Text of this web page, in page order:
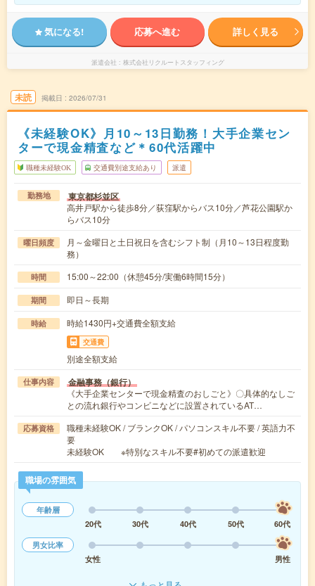
気になる! 応募へ進む 詳しく見る
派遣会社 株式会社リクルートスタッフィング
未読 掲載日 2026/07/31
《未経験OK》月10～13日勤務！大手企業セン
ターで現金精査など＊60代活躍中
職種未経験OK 交通費別途支給あり 派遣
勤務地 東京都杉並区
高井戸駅から徒歩8分／荻窪駅からバス10分／芦花公園駅か
らバス10分
曜日頻度
月～金曜日と土日祝日を含むシフト制（月10～13日程度勤
務）
時間 15:00～22:00（休憩45分/実働6時間15分）
期間 即日～長期
時給 時給1430円+交通費全額支給
交通費
別途全額支給
仕事内容 金融事務（銀行）
《大手企業センターで現金精査のおしごと》〇具体的なしご
との流れ銀行やコンビニなどに設置されているAT…
応募資格
職種未経験OK / ブランクOK / パソコンスキル不要 / 英語力不
要
未経験OK ※特別なスキル不要#初めての派遣歓迎
職場の雰囲気
年齢層
20代
30代 40代 50代
60代
男女比率
女性
男性